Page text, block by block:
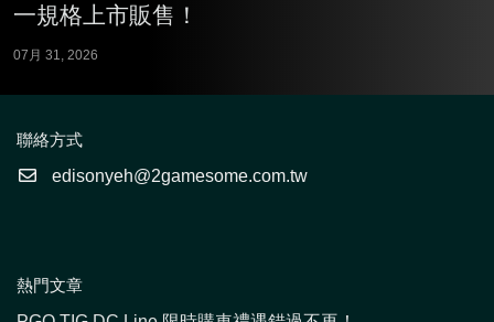
一規格上市販售！
07月 31, 2026
聯絡方式
edisonyeh@2gamesome.com.tw
熱門文章